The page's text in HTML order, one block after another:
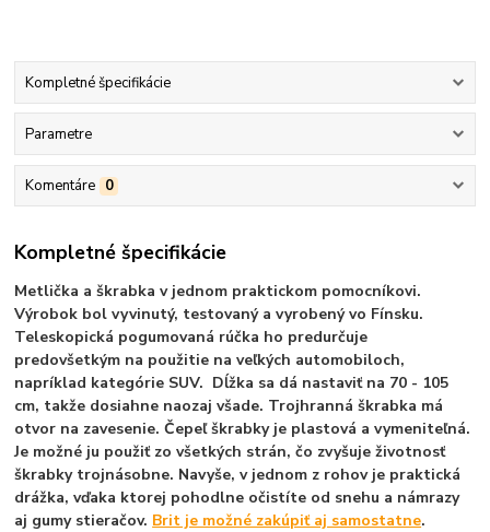
Kompletné špecifikácie
Parametre
Komentáre 0
Kompletné špecifikácie
Metlička a škrabka v jednom praktickom pomocníkovi.
Výrobok bol vyvinutý, testovaný a vyrobený vo Fínsku.
Teleskopická pogumovaná rúčka ho predurčuje
predovšetkým na použitie na veľkých automobiloch,
napríklad kategórie SUV. Dĺžka sa dá nastaviť na 70 - 105
cm, takže dosiahne naozaj všade. Trojhranná škrabka má
otvor na zavesenie. Čepeľ škrabky je plastová a vymeniteľná.
Je možné ju použiť zo všetkých strán, čo zvyšuje životnosť
škrabky trojnásobne. Navyše, v jednom z rohov je praktická
drážka, vďaka ktorej pohodlne očistíte od snehu a námrazy
aj gumy stieračov. Brit je možné zakúpiť aj samostatne.